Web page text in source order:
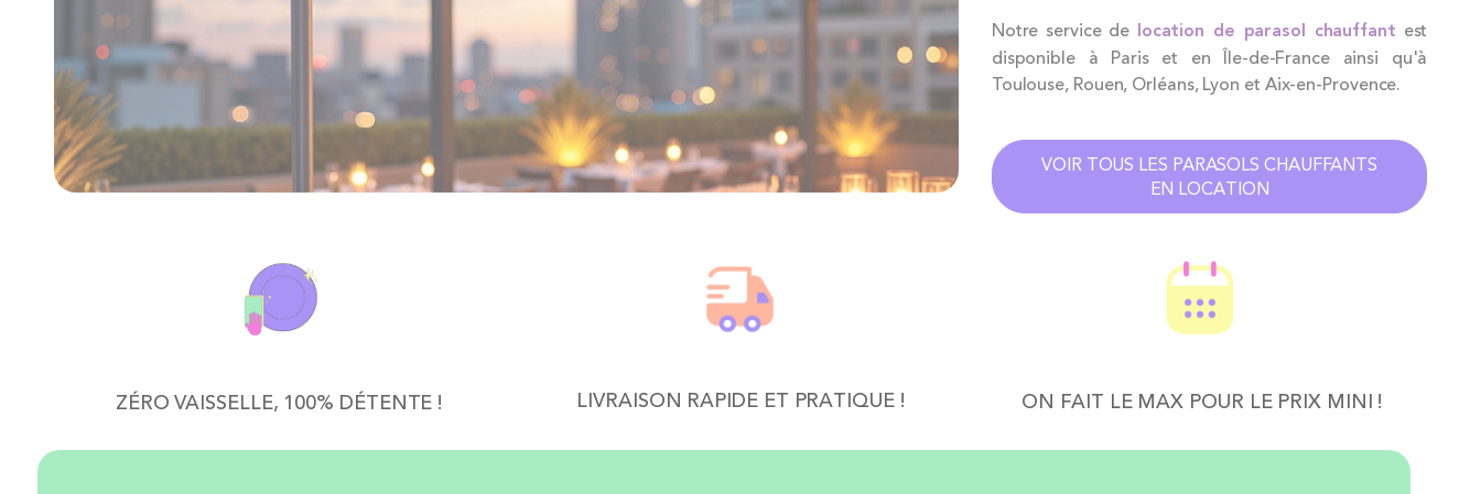
Notre service de location de parasol chauffant est
disponible à Paris et en Île-de-France ainsi qu'à
Toulouse, Rouen, Orléans, Lyon et Aix-en-Provence.
VOIR TOUS LES PARASOLS CHAUFFANTS
EN LOCATION
ZÉRO VAISSELLE, 100% DÉTENTE ! LIVRAISON RAPIDE ET PRATIQUE ! ON FAIT LE MAX POUR LE PRIX MINI !